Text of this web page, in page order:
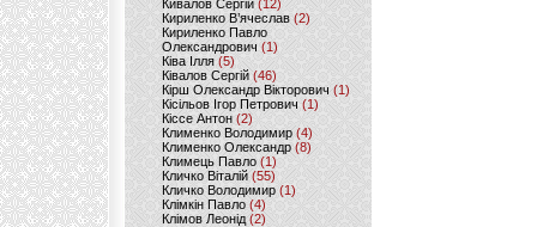
Кивалов Сергій (12)
Кириленко В’ячеслав (2)
Кириленко Павло
Олександрович (1)
Ківа Ілля (5)
Ківалов Сергій(46)
Кірш Олександр Вікторович (1)
Кісільов Ігор Петрович (1)
Кіссе Антон (2)
Клименко Володимир(4)
Клименко Олександр (8)
Климець Павло (1)
Кличко Віталій(55)
Кличко Володимир (1)
Клімкін Павло (4)
Клімов Леонід(2)